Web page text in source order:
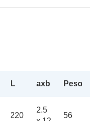
L axb Peso
220
2.5
56